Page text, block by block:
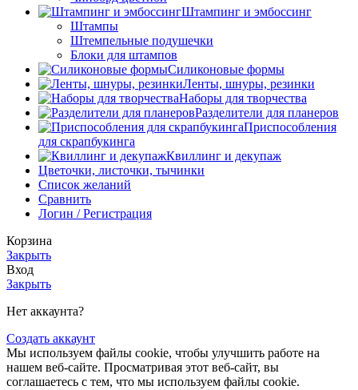
Штампинг и эмбоссинг
Штампы
Штемпельные подушечки
Блоки для штампов
Силиконовые формы
Ленты, шнуры, резинки
Наборы для творчества
Разделители для планеров
Приспособления
для скрапбукинга
Квиллинг и декупаж
Цветочки, листочки, тычинки
Список желаний
Сравнить
Логин / Регистрация
Корзина
Закрыть
Вход
Закрыть
Нет аккаунта?
Создать аккаунт
Мы используем файлы cookie, чтобы улучшить работe на
нашем веб-сайте. Просматривая этот веб-сайт, вы
соглашаетесь с тем, что мы используем файлы cookie.